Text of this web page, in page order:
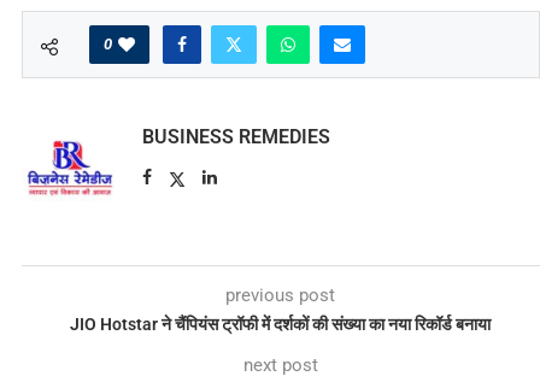
0
BUSINESS REMEDIES
previous post
JIO Hotstar ने चैंपियंस ट्रॉफी में दर्शकों की संख्या का नया रिकॉर्ड बनाया
next post